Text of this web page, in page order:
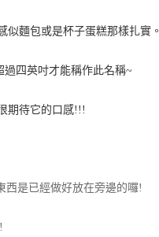
似麵包或是杯子蛋糕那樣扎實。
四英吋才能稱作此名稱~
期待它的口感!!!
西是已經做好放在旁邊的囉!